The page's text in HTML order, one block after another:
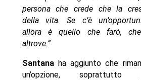
persona che crede che la
della vita. Se c’è
allora è quello che farò,
altrove.”
Santanaha aggiunto che
un’opzione, soprattutto